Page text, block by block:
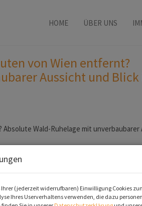
HOME ÜBER UNS
von Wien entfernt?
Aussicht und
(jederzeit widerrufbaren) Einwilligung Cookies
Ihres Userverhaltens verwenden, die dazu